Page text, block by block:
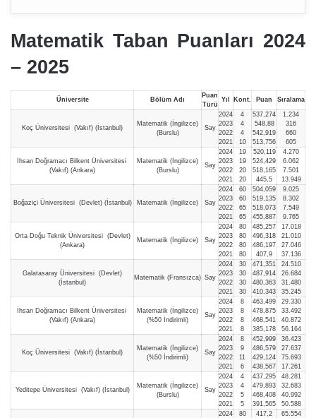
Matematik Taban Puanları 2024
– 2025
Üniversite Bölüm Adı
Puan
Türü
Yıl Kont. Puan Sıralama
Koç Üniversitesi (Vakıf) (İstanbul)
Matematik (İngilizce)
(Burslu)
Say
2024
2023
2022
2021
4
4
4
10
537,274
548,88
542,919
513,756
1.234
316
660
605
İhsan Doğramacı Bilkent Üniversitesi
(Vakıf) (Ankara)
Matematik (İngilizce)
(Burslu)
Say
2024
2023
2022
2021
19
19
20
20
520,119
524,429
518,165
445,5
4.270
6.062
7.501
13.949
Boğaziçi Üniversitesi (Devlet) (İstanbul) Matematik (İngilizce) Say
2024
2023
2022
2021
60
60
65
65
504,059
519,135
518,073
455,887
9.025
8.302
7.549
9.765
Orta Doğu Teknik Üniversitesi (Devlet)
(Ankara)
Matematik (İngilizce) Say
2024
2023
2022
2021
80
80
80
80
485,257
496,318
486,197
407,9
17.018
21.010
27.046
37.136
Galatasaray Üniversitesi (Devlet)
(İstanbul)
Matematik (Fransızca) Say
2024
2023
2022
2021
30
30
30
30
471,351
487,914
480,363
410,343
24.510
26.684
31.480
35.245
İhsan Doğramacı Bilkent Üniversitesi
(Vakıf) (Ankara)
Matematik (İngilizce)
(%50 İndirimli)
Say
2024
2023
2022
2021
8
8
8
8
463,499
478,875
468,541
385,178
29.330
33.492
40.872
56.164
Koç Üniversitesi (Vakıf) (İstanbul)
Matematik (İngilizce)
(%50 İndirimli)
Say
2024
2023
2022
2021
8
9
11
6
452,999
486,579
429,124
438,567
36.423
27.637
75.693
17.261
Yeditepe Üniversitesi (Vakıf) (İstanbul)
Matematik (İngilizce)
(Burslu)
Say
2024
2023
2022
2021
4
4
5
5
437,295
479,893
468,408
391,565
48.281
32.683
40.992
50.588
2024
80
417,2
65.554